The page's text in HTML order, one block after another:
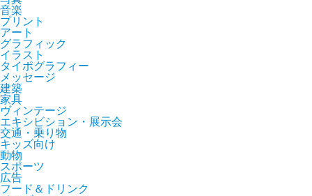
音楽
プリント
アート
グラフィック
イラスト
タイポグラフィー
メッセージ
建築
家具
ヴィンテージ
エキシビション・展示会
交通・乗り物
キッズ向け
動物
スポーツ
広告
フード＆ドリンク